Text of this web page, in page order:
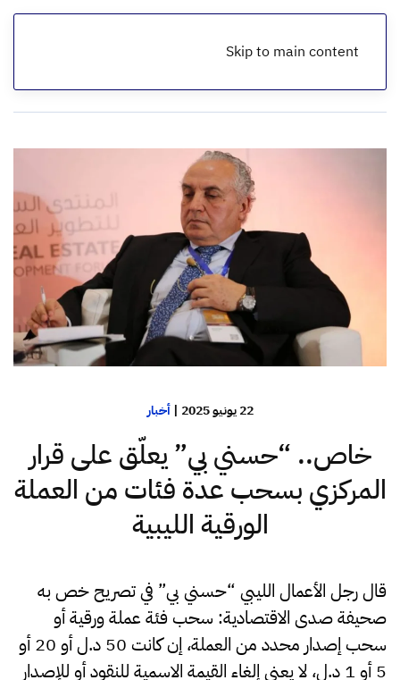
Skip to main content
الرئيسية
22 يونيو 2025 |أخبار
خاص.. “حسني بي” يعلّق على قرار
المركزي بسحب عدة فئات من العملة
الورقية الليبية
قال رجل الأعمال الليبي “حسني بي” في تصريح خص به
صحيفة صدى الاقتصادية: سحب فئة عملة ورقية أو
سحب إصدار محدد من العملة، إن كانت 50 د.ل أو 20 أو
5 أو 1 د.ل، لا يعني إلغاء القيمة الاسمية للنقود أو للإصدار